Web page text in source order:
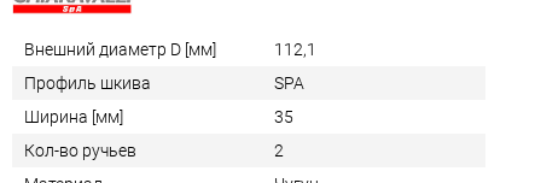
Внешний диаметр D [мм]
112,1
Профиль шкива
SPA
Ширина [мм]
35
Кол-во ручьев
2